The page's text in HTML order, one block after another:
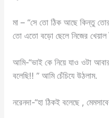
মা – “সে তো ঠিক আছে কিন্তু
তো এতো বড়ো ছেলে নিজের খেয়াল
আমি-“ভাই কে নিয়ে যাও ওটা
বলেছি!! ” আমি চেঁচিযে উঠলাম.
নরেনদা-“হা ঠিকই বলেছে ,